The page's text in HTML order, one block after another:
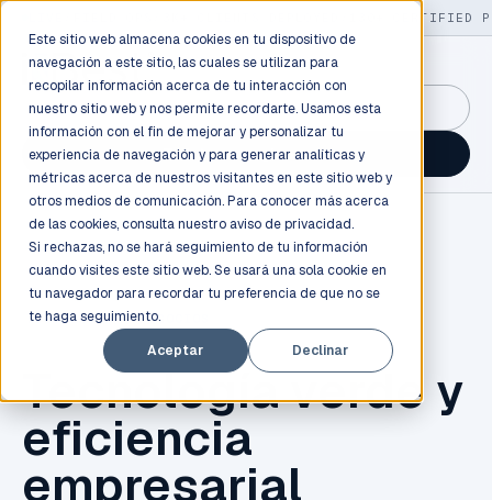
Este sitio web almacena cookies en tu dispositivo de
navegación a este sitio, las cuales se utilizan para
recopilar información acerca de tu interacción con
nuestro sitio web y nos permite recordarte. Usamos esta
información con el fin de mejorar y personalizar tu
experiencia de navegación y para generar analíticas y
métricas acerca de nuestros visitantes en este sitio web y
otros medios de comunicación. Para conocer más acerca
de las cookies, consulta nuestro aviso de privacidad.
Si rechazas, no se hará seguimiento de tu información
cuando visites este sitio web. Se usará una sola cookie en
tu navegador para recordar tu preferencia de que no se
te haga seguimiento.
Aceptar
Declinar
130+ CERTIFIED
GuidancePlex →
Talk to an engineer →
TECNOLOGÍA , NEGOCIOS
Tecnología verde y
eficiencia
empresarial